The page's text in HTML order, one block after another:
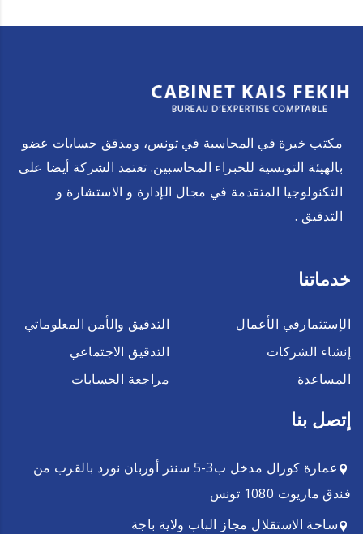
مكتب خبرة في المحاسبة في تونس، ومدقق حسابات عضو
بالهيئة التونسية للخبراء المحاسبين. تعتمد الشركة أيضا على
التكنولوجيا المتقدمة في مجال الإدارة و الاستشارة و
التدقيق .
خدماتنا
التدقيق والأمن المعلوماتي
التدقيق الاجتماعي
مراجعة الحسابات
الإستثمارفي الأعمال
إنشاء الشركات
المساعدة
إتصل بنا
عمارة كورال مدخل ب3-5 سنتر أوربان نورد بالقرب من
فندق ماريوت 1080 تونس
ساحة الاستقلال مجاز الباب ولاية باجة